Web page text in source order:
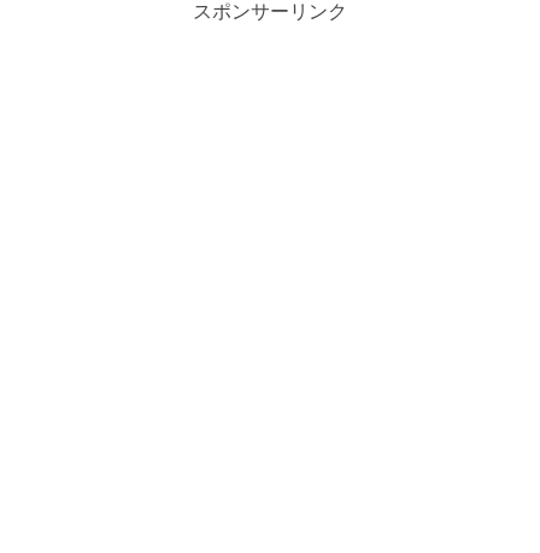
スポンサーリンク